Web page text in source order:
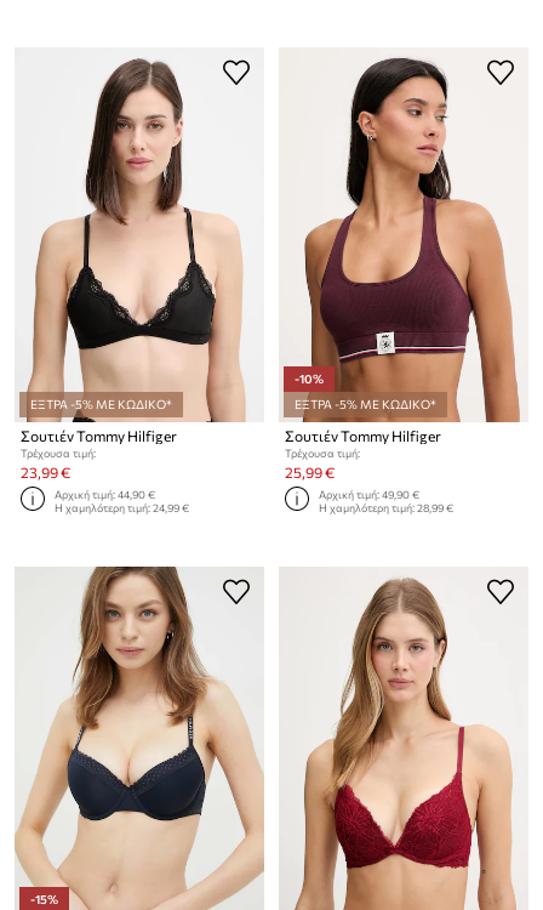
ΕΞΤΡΑ -5% ΜΕ ΚΩΔΙΚΟ*
Σουτιέν Tommy Hilfiger
Τρέχουσα τιμή:
23,99 €
Αρχική τιμή:44,90 €
Η χαμηλότερη τιμή:24,99 €
-10%
ΕΞΤΡΑ -5% ΜΕ ΚΩΔΙΚΟ*
Σουτιέν Tommy Hilfiger
Τρέχουσα τιμή:
25,99 €
Αρχική τιμή:49,90 €
Η χαμηλότερη τιμή:28,99 €
-15%